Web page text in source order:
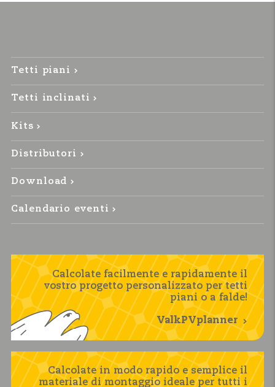
Tetti piani
Tetti inclinati
Kits
Distributori
Download
Calendario eventi
Calcolate facilmente e rapidamente il
vostro progetto personalizzato per tetti
piani o a falde!
ValkPVplanner
Calcolate in modo rapido e semplice il
materiale di montaggio ideale per tutti i